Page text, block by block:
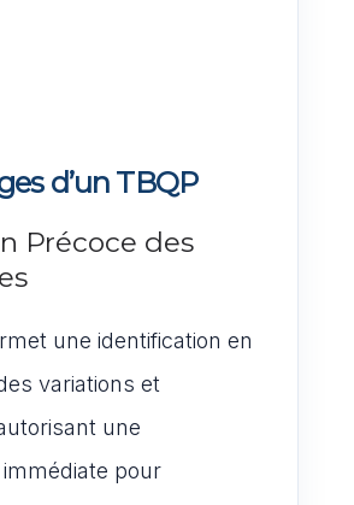
d’un TBQP
Précoce des
une identification en
variations et
une
pour